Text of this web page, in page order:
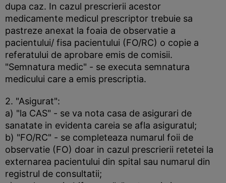
dupa caz. In cazul prescrierii acestor
medicamente medicul prescriptor trebuie sa
pastreze anexat la foaia de observatie a
pacientului/ fisa pacientului (FO/RC) o copie a
referatului de aprobare emis de comisii.
"Semnatura medic" - se executa semnatura
medicului care a emis prescriptia.
2. "Asigurat":
a) "la CAS" - se va nota casa de asigurari de
sanatate in evidenta careia se afla asiguratul;
b) "FO/RC" - se completeaza numarul foii de
observatie (FO) doar in cazul prescrierii retetei la
externarea pacientului din spital sau numarul din
registrul de consultatii;